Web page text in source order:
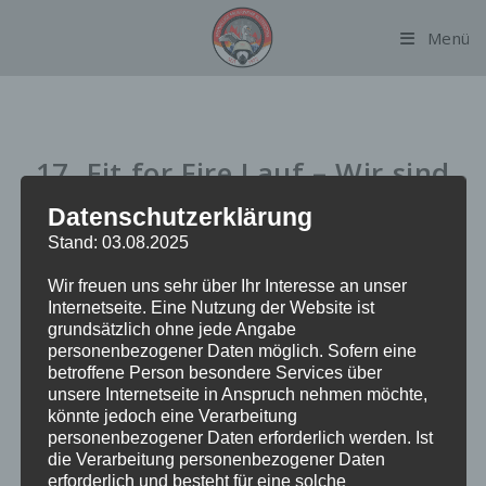
Menü
17. Fit for Fire Lauf – Wir sind
Gastgeber!
Nach unserem großartigen Erfolg beim 16. Fit for Fire Lauf,
den die Freiwillige Feuerwehr für sich entscheiden konnte,
dürfen wir in diesem Jahr eine besondere Rolle übernehmen:
Wir organisieren den17. Fit for Fire Lauf!
Der diesjährige Lauf findet am19.04.statt und verspricht
erneut sportlichen Ehrgeiz, Teamgeist und jede Menge
Feuerwehrkameradschaft. Aktuell arbeiten wir mit Hochdruck
Datenschutzerklärung
Stand: 03.08.2025
Wir freuen uns sehr über Ihr Interesse an unser
Internetseite. Eine Nutzung der Website ist
grundsätzlich ohne jede Angabe
personenbezogener Daten möglich. Sofern eine
betroffene Person besondere Services über
unsere Internetseite in Anspruch nehmen möchte,
könnte jedoch eine Verarbeitung
personenbezogener Daten erforderlich werden. Ist
die Verarbeitung personenbezogener Daten
erforderlich und besteht für eine solche